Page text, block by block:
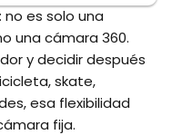
no es solo una
una cámara 360.
y decidir después
skate,
esa flexibilidad
fija.